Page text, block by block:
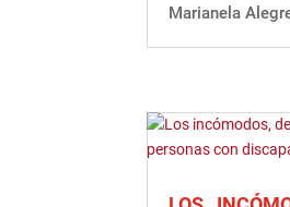
Marianela